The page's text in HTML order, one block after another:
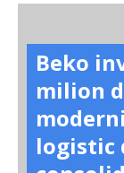
Beko
milion
logistic